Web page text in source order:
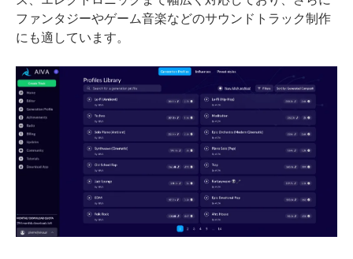
ファンタジーやゲーム音楽などのサウンドトラック制作
にも適しています。